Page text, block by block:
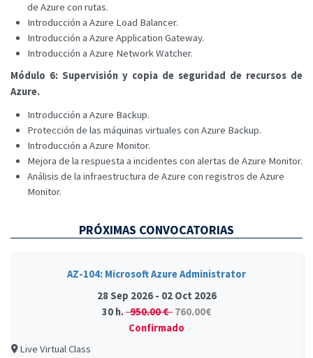
de Azure con rutas.
Introducción a Azure Load Balancer.
Introducción a Azure Application Gateway.
Introducción a Azure Network Watcher.
Módulo 6: Supervisión y copia de seguridad de recursos de
Azure.
Introducción a Azure Backup.
Protección de las máquinas virtuales con Azure Backup.
Introducción a Azure Monitor.
Mejora de la respuesta a incidentes con alertas de Azure Monitor.
Análisis de la infraestructura de Azure con registros de Azure
Monitor.
PRÓXIMAS CONVOCATORIAS
AZ-104: Microsoft Azure Administrator
28 Sep 2026 - 02 Oct 2026
30 h.950.00 € 760.00€
Confirmado
Live Virtual Class